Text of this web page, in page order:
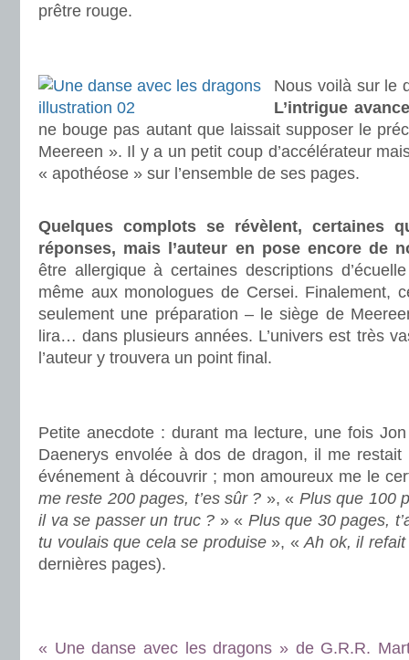
prêtre rouge.
Nous voilà sur le
L’intrigue
ne bouge pas autant que laissait supposer le
Meereen ». Il y a un petit coup d’accélérateur
« apothéose » sur l’ensemble de ses pages.
Quelques complots se révèlent, certaines
réponses, mais l’auteur en pose encore de
être allergique à certaines descriptions
même aux monologues de Cersei. Finalement,
seulement une préparation – le siège de
lira… dans plusieurs années. L’univers est très
l’auteur y trouvera un point final.
Petite anecdote : durant ma lecture, une fois
Daenerys envolée à dos de dragon, il me
événement à découvrir ; mon amoureux me le
me reste 200 pages, t’es sûr ? », « Plus que 100
il va se passer un truc ? » « Plus que 30 pages,
tu voulais que cela se produise», «Ah ok, il
dernières pages).
« Une danse avec les dragons » de G.R.R.